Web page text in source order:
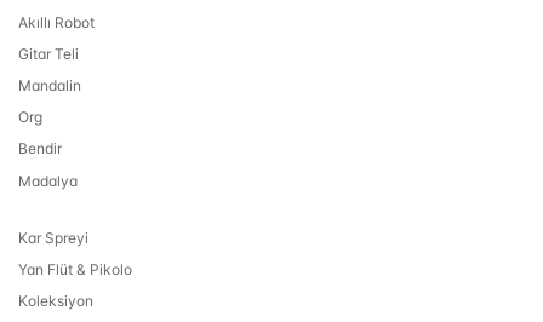
Akıllı Robot
Gitar Teli
Mandalin
Org
Bendir
Madalya
Kar Spreyi
Yan Flüt & Pikolo
Koleksiyon